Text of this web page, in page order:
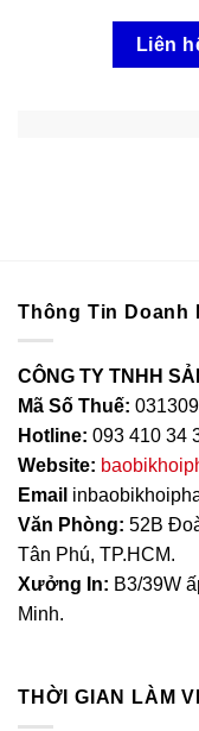
Liên
Thông Tin Doanh
CÔNG TY TNHH
Mã Số Thuế:
Hotline: 093 410 34
Website:
Email
Văn Phòng: 52B
Tân Phú, TP.HCM.
Xưởng In: B3/39W
Minh.
THỜI GIAN LÀM